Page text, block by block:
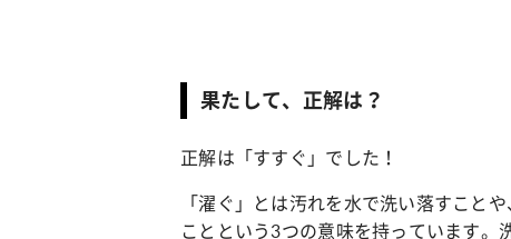
果たして、正解は？
正解は「すすぐ」でした！
「濯ぐ」とは汚れを水で洗い落すこと
ことという3つの意味を持っています。
ファッション カルチ